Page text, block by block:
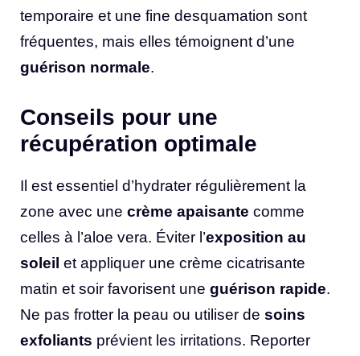
temporaire et une fine desquamation sont
fréquentes, mais elles témoignent d’une
guérison normale.
Conseils pour une
récupération optimale
Il est essentiel d’hydrater régulièrement la
zone avec une crème apaisante comme
celles à l’aloe vera. Éviter l’exposition au
soleil et appliquer une crème cicatrisante
matin et soir favorisent une guérison rapide.
Ne pas frotter la peau ou utiliser de soins
exfoliants prévient les irritations. Reporter